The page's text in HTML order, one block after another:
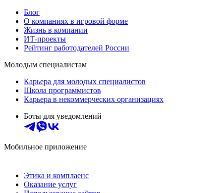
Блог
О компаниях в игровой форме
Жизнь в компании
ИТ-проекты
Рейтинг работодателей России
Молодым специалистам
Карьера для молодых специалистов
Школа программистов
Карьера в некоммерческих организациях
Боты для уведомлений
Мобильное приложение
Этика и комплаенс
Оказание услуг